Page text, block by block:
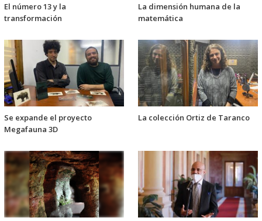
El número 13 y la
transformación
La dimensión humana de la
matemática
Se expande el proyecto
Megafauna 3D
La colección Ortiz de Taranco